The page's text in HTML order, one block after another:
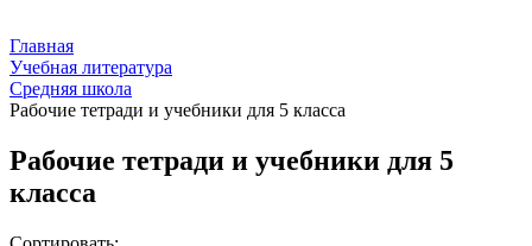
Главная
Учебная литература
Средняя школа
Рабочие тетради и учебники для 5 класса
Рабочие тетради и учебники для 5
класса